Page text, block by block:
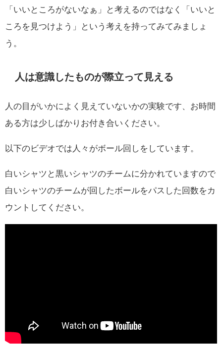
「いいところがないなぁ」と考えるのではなく「いいと
ころを見つけよう」という考えを持ってみてみましょ
う。
人は意識したものが際立って見える
人の目がいかによく見えていないかの実験です、お時間
ある方は少しばかりお付き合いください。
以下のビデオでは人々がボール回しをしています。
白いシャツと黒いシャツのチームに分かれていますので
白いシャツのチームが回したボールをパスした回数をカ
ウントしてください。